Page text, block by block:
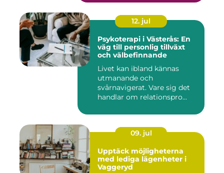
12. jul
Psykoterapi i Västerås: En
väg till personlig tillväxt
och välbefinnande
Livet kan ibland kännas
utmanande och
svårnavigerat. Vare sig det
handlar om relationspro...
09. jul
Upptäck möjligheterna
med lediga lägenheter i
Vaggeryd